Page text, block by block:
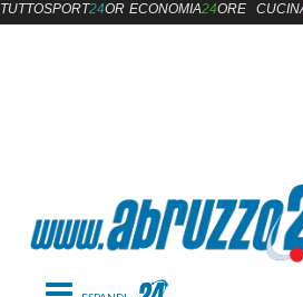
TUTTOSPORT24OREECONOMIA24ORE